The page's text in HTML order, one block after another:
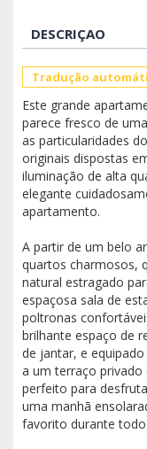
DESCRIÇAO
Tradução
Este grande
parece fresco de
as particularidades
originais dispostas
iluminação de alta
elegante
apartamento.
A partir de um belo
quartos charmosos,
natural estragado
espaçosa sala de
poltronas
brilhante espaço de
de jantar, e
a um terraço privado
perfeito para
uma manhã
favorito durante